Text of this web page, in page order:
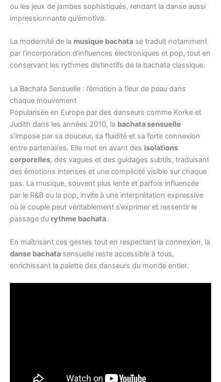
ou les jeux de jambes sophistiqués, rendant la danse aussi
impressionnante qu’émotive.
La modernité de la musique bachata se traduit notamment
par l’incorporation d’influences électroniques et pop, tout en
conservant les rythmes distinctifs de la bachata classique.
La Bachata Sensuelle : l’émotion à fleur de peau dans
chaque mouvement
Popularisée en Europe par des danseurs comme Korke et
Judith dans les années 2010, la bachata sensuelle
s’impose par sa douceur, sa fluidité et sa forte connexion
entre partenaires. Elle met en avant des isolations
corporelles, des vagues et des guidages subtils, traduisant
des émotions intenses et une complicité visible sur chaque
pas. La musique, souvent plus lente et parfois influencée
par le R&B ou la pop, invite à une interprétation expressive
où le couple peut véritablement s’exprimer et ressentir le
passage du rythme bachata.
En maîtrisant ces gestes tout en respectant la connexion, la
danse bachata sensuelle reste accessible à tous,
enrichissant la palette des danseurs du monde entier.